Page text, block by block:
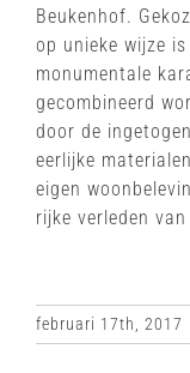
Beukenhof.
op unieke wijze
monumentale
gecombineerd
door de
eerlijke
eigen
rijke verleden
februari 17th, 2017